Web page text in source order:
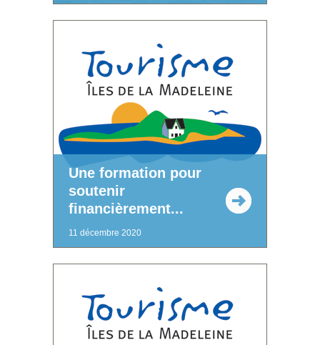
Une formation pour
soutenir
financièrement...
11 décembre 2020